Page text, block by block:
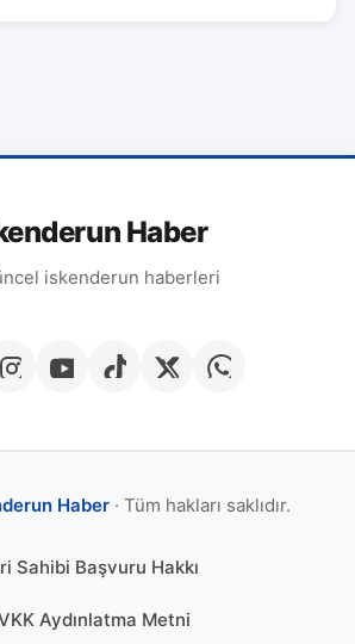
Haber
iskenderun haberleri
Haber· Tüm hakları saklıdır.
Sahibi Başvuru Hakkı
Aydınlatma Metni